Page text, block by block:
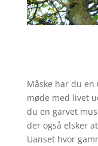
Måske har du
møde med livet
du en garvet
der også elsker
Uanset hvor